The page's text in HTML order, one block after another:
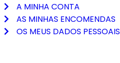
A MINHA CONTA
AS MINHAS ENCOMENDAS
OS MEUS DADOS PESSOAIS